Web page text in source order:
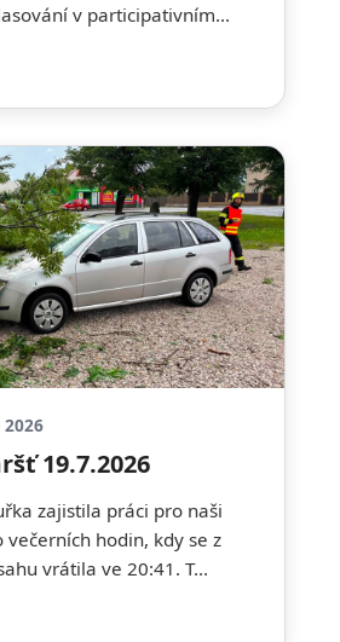
v participativním...
19.7.2026
zajistila práci pro naši
večerních hodin, kdy se z
vrátila ve 20:41. T...